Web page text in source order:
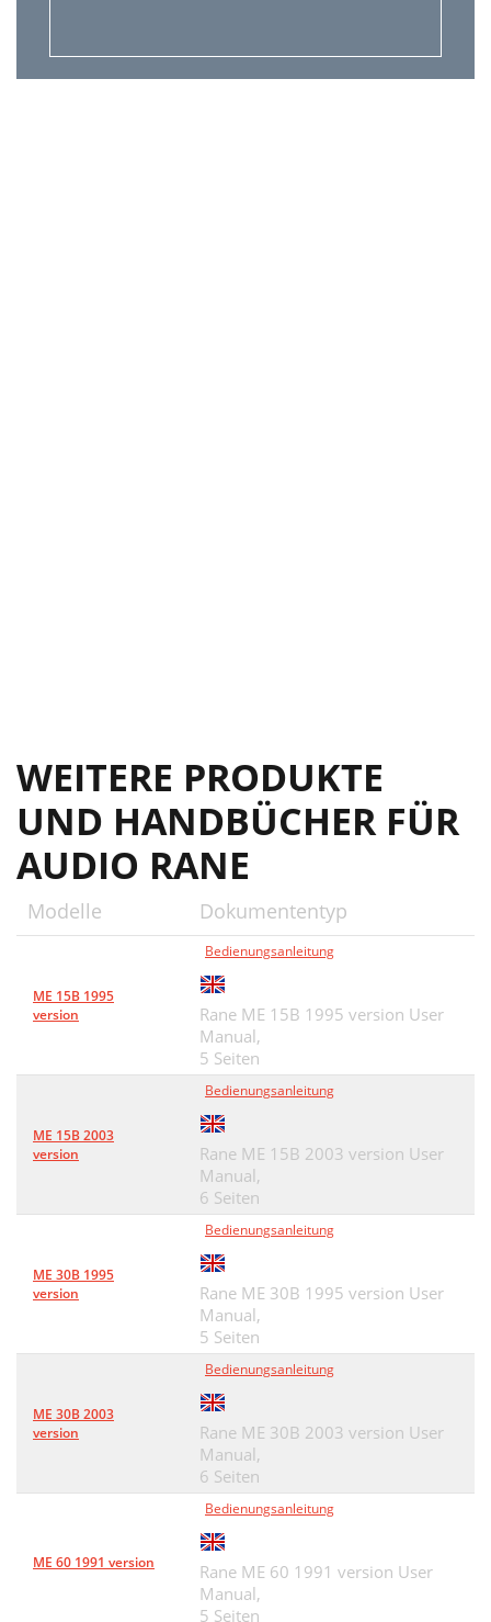
WEITERE PRODUKTE
UND HANDBÜCHER FÜR
AUDIO RANE
Modelle Dokumententyp
ME 15B 1995
version
Bedienungsanleitung
Rane ME 15B 1995 version User
Manual,
5 Seiten
ME 15B 2003
version
Bedienungsanleitung
Rane ME 15B 2003 version User
Manual,
6 Seiten
ME 30B 1995
version
Bedienungsanleitung
Rane ME 30B 1995 version User
Manual,
5 Seiten
ME 30B 2003
version
Bedienungsanleitung
Rane ME 30B 2003 version User
Manual,
6 Seiten
ME 60 1991 version
Bedienungsanleitung
Rane ME 60 1991 version User
Manual,
5 Seiten